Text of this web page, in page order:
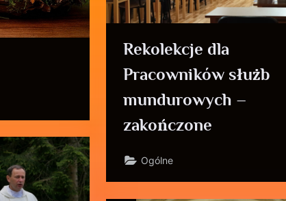
Rekolekcje dla
Pracowników służb
mundurowych –
zakończone
Ogólne